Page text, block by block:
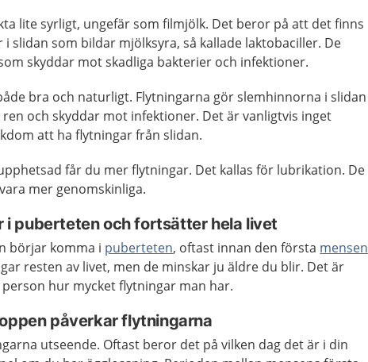
lite syrligt, ungefär som filmjölk. Det beror på att det finns
slidan som bildar mjölksyra, så kallade laktobaciller. De
skyddar mot skadliga bakterier och infektioner.
bra och naturligt. Flytningarna gör slemhinnorna i slidan
och skyddar mot infektioner. Det är vanligtvis inget
att ha flytningar från slidan.
får du mer flytningar. Det kallas för lubrikation. De
mer genomskinliga.
i puberteten och fortsätter hela livet
börjar komma i puberteten, oftast innan den första mensen
resten av livet, men de minskar ju äldre du blir. Det är
hur mycket flytningar man har.
påverkar flytningarna
utseende. Oftast beror det på vilken dag det är i din